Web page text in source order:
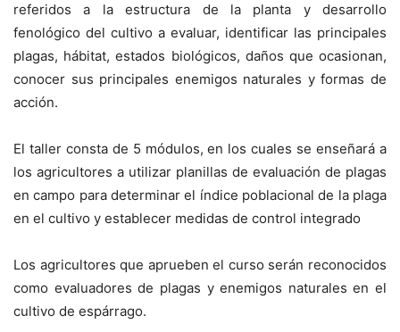
referidos a la estructura de la planta y desarrollo
fenológico del cultivo a evaluar, identificar las principales
plagas, hábitat, estados biológicos, daños que ocasionan,
conocer sus principales enemigos naturales y formas de
acción.
El taller consta de 5 módulos, en los cuales se enseñará a
los agricultores a utilizar planillas de evaluación de plagas
en campo para determinar el índice poblacional de la plaga
en el cultivo y establecer medidas de control integrado
Los agricultores que aprueben el curso serán reconocidos
como evaluadores de plagas y enemigos naturales en el
cultivo de espárrago.